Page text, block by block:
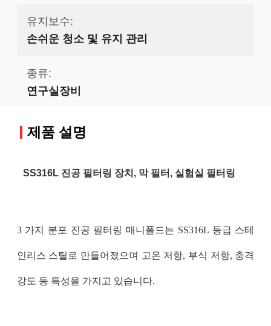
유지보수:
손쉬운 청소 및 유지 관리
종류:
연구실장비
제품 설명
SS316L 진공 필터링 장치, 막 필터, 실험실 필터링
3 가지 분포 진공 필터링 매니폴드는 SS316L 등급 스테
인리스 스틸로 만들어졌으며 고온 저항, 부식 저항, 충격
강도 등 특성을 가지고 있습니다.